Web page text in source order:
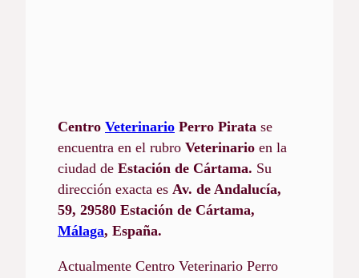
Centro Veterinario Perro Pirata se
encuentra en el rubro Veterinario en la
ciudad de Estación de Cártama. Su
dirección exacta es Av. de Andalucía,
59, 29580 Estación de Cártama,
Málaga, España.
Actualmente Centro Veterinario Perro